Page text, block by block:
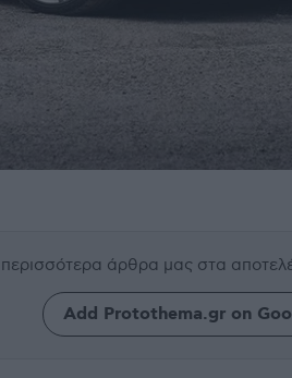
περισσότερα άρθρα μας στα
Add Protothema.gr on